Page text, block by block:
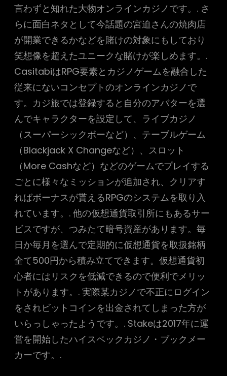
言わずと知れた大物オンラインカジノです。. さ
らに面白ネタとして今話題の宮迫さんの焼肉店
が開業できるかなどを賭けの対象にもしており
笑想像を超えたユニークな賭けが楽しめます。.
CasitabiはRPG要素とカジノゲームを融合した
従来にないコンセプトのオンラインカジノで
す。カジ旅では登録すると自分のアバターを選
んでキャラクターを設定して、ライブカジノ
（スーパーシックボーなど）、テーブルゲーム
（Blackjack X Changeなど）、スロット
（More Cashなど）などのゲームでプレイする
ごとに様々なミッションが追加され、クリアす
ればボーナスが貰えるRPGのシステムを取り入
れています。. 他の仮想通貨取引所にもあるサー
ビスですが、つみたて暗号資産があります。毎
日か毎月を選んで定期的に仮想通貨を取扱銘柄
全て500円から積み立てできます。仮想通貨初
心者にはリスクを低減できるので便利でメリッ
トがあります。. 実際某カジノで不正にログイン
をされビットコインを出金されてしまった方が
いらっしゃったようです。. Stakeは2017年に運
営を開始したハイスペックカジノ・ブックメー
カーです。.